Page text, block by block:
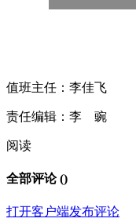
值班主任：李佳飞
责任编辑：李 豌
阅读
全部评论 ()
打开客户端发布评论